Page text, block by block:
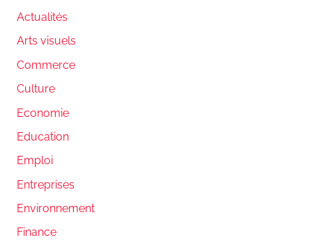
Actualités
Arts visuels
Commerce
Culture
Economie
Education
Emploi
Entreprises
Environnement
Finance